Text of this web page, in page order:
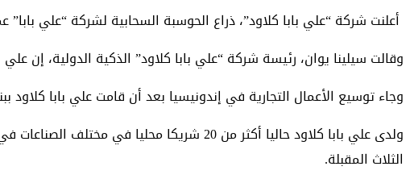
أعلنت شركة “علي بابا كلاود”، ذراع الحوسبة السحابية لشركة “علي
وقالت سيلينا يوان، رئيسة شركة “علي بابا كلاود” الذكية الدولية، إن
وجاء توسيع الأعمال التجارية في إندونيسيا بعد أن قامت علي بابا كلاود ببناء أول مركز بيانات لها
الثلاث المقبلة.